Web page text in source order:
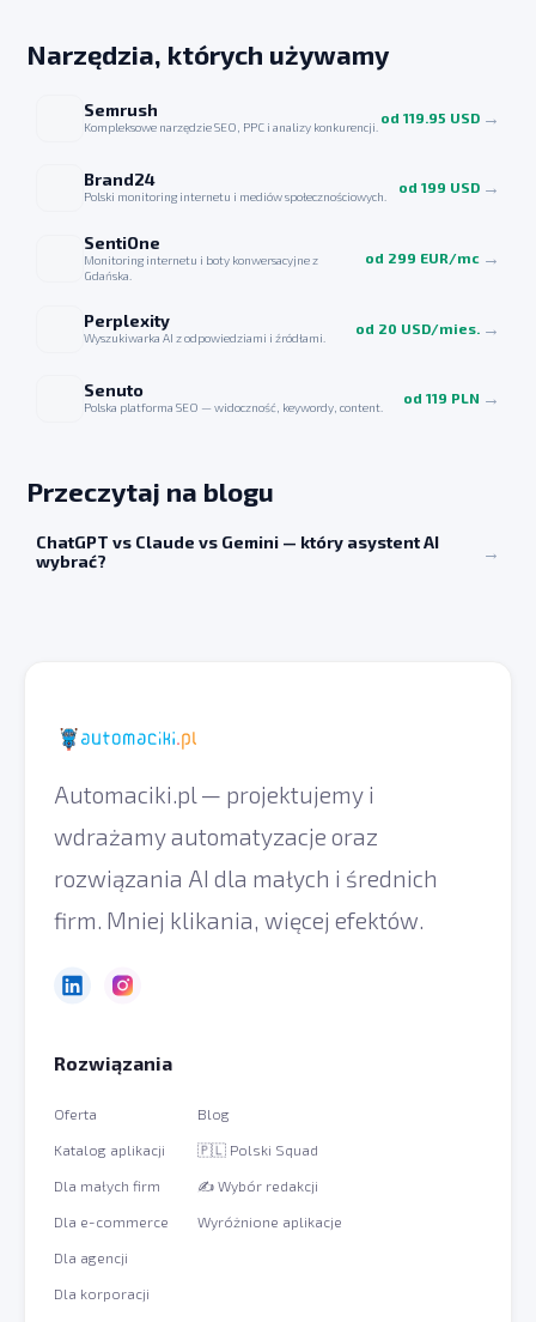
Narzędzia, których używamy
Semrush
Kompleksowe narzędzie SEO, PPC i analizy konkurencji.
od 119.95 USD →
Brand24
Polski monitoring internetu i mediów społecznościowych.
od 199 USD →
SentiOne
Monitoring internetu i boty konwersacyjne z
Gdańska.
od 299 EUR/mc →
Perplexity
Wyszukiwarka AI z odpowiedziami i źródłami.
od 20 USD/mies. →
Senuto
Polska platforma SEO — widoczność, keywordy, content.
od 119 PLN →
Przeczytaj na blogu
ChatGPT vs Claude vs Gemini — który asystent AI
wybrać?
→
Automaciki.pl — projektujemy i
wdrażamy automatyzacje oraz
rozwiązania AI dla małych i średnich
firm. Mniej klikania, więcej efektów.
Rozwiązania
Oferta
Katalog aplikacji
Dla małych firm
Dla e-commerce
Dla agencji
Dla korporacji
Blog
🇵🇱 Polski Squad
✍️ Wybór redakcji
Wyróżnione aplikacje